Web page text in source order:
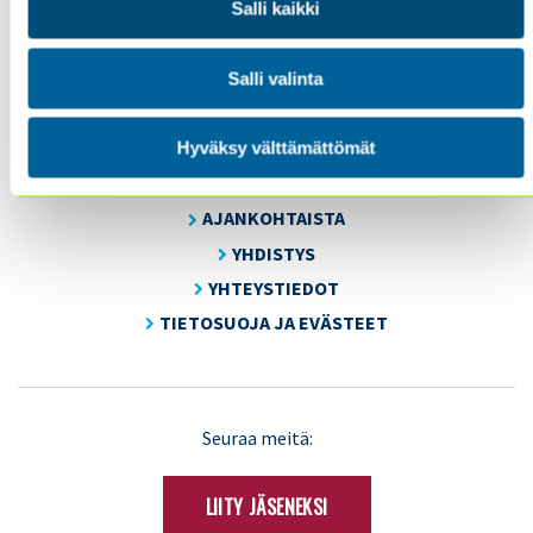
Salli kaikki
Salli valinta
Hyväksy välttämättömät
Energiakuja 3
FI 00180 Helsinki
Tel. +358 (0)50 505 6669
SISÄINEN TARKASTUS
KOULUTUS & TAPAHTUMAT
AJANKOHTAISTA
YHDISTYS
YHTEYSTIEDOT
TIETOSUOJA JA EVÄSTEET
Seuraa meitä:
LIITY JÄSENEKSI